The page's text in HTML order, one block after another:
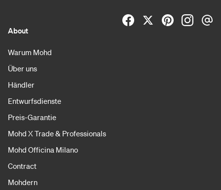
About
Warum Mohd
Über uns
Händler
Entwurfsdienste
Preis-Garantie
Mohd X Trade & Professionals
Mohd Officina Milano
Contract
Mohdern